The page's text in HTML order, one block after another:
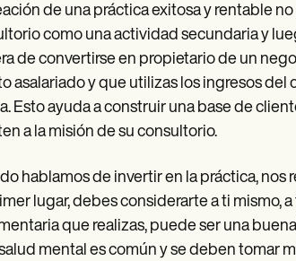
de una práctica exitosa y rentable
como una actividad secundaria y
de convertirse en propietario de un
asalariado y que utilizas los ingresos
Esto ayuda a construir una base de
a la misión de su consultorio.
hablamos de invertir en la práctica,
lugar, debes considerarte a ti mismo,
que realizas, puede ser una
mental es común y se deben tomar